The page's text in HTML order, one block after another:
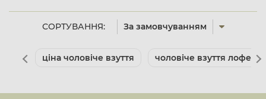
СОРТУВАННЯ: За замовчуванням
ціна чоловіче взуття чоловіче взуття